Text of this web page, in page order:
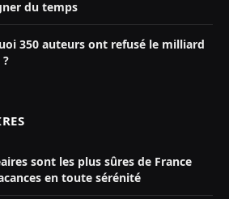
du temps
350 auteurs ont refusé le milliard
sont les plus sûres de France
en toute sérénité